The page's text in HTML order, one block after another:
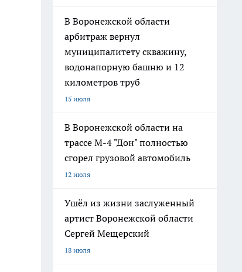
В Воронежской области
арбитраж вернул
муниципалитету скважину,
водонапорную башню и 12
километров труб
15 июля
В Воронежской области на
трассе М-4 "Дон" полностью
сгорел грузовой автомобиль
12 июля
Ушёл из жизни заслуженный
артист Воронежской области
Сергей Мещерский
18 июля